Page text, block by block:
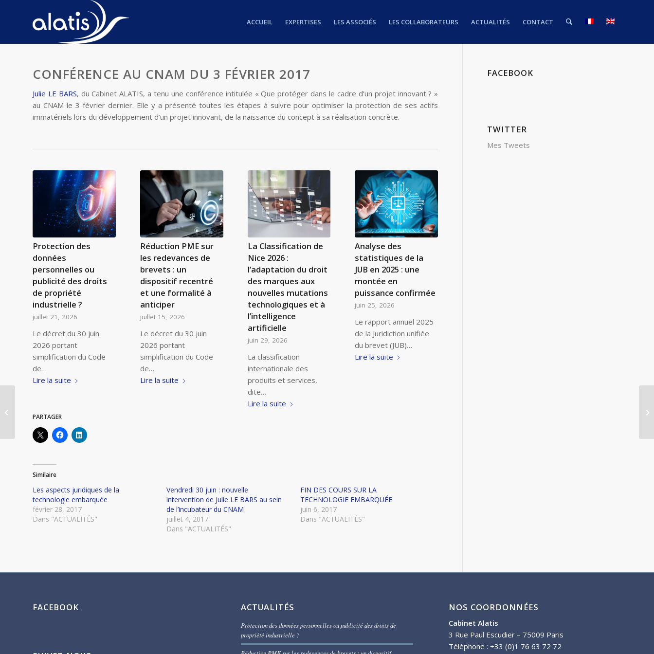
ACCUEIL EXPERTISES LES ASSOCIÉS LES COLLABORATEURS ACTUALITÉS CONTACT
CONFÉRENCE AU CNAM DU 3 FÉVRIER 2017
Julie LE BARS, du Cabinet ALATIS, a tenu une conférence intitulée « Que protéger dans le cadre d’un projet innovant ? »
au CNAM le 3 février dernier. Elle y a présenté toutes les étapes à suivre pour optimiser la protection de ses actifs
immatériels lors du développement d’un projet innovant, de la naissance du concept à sa réalisation concrète.
Protection des
données
personnelles ou
publicité des droits
de propriété
industrielle ?
juillet 21, 2026
Le décret du 30 juin
2026 portant
simplification du Code
de…
Lire la suite
Réduction PME sur
les redevances de
brevets : un
dispositif recentré
et une formalité à
anticiper
juillet 15, 2026
Le décret du 30 juin
2026 portant
simplification du Code
de…
Lire la suite
La Classification de
Nice 2026 :
l’adaptation du droit
des marques aux
nouvelles mutations
technologiques et à
l’intelligence
artificielle
juin 29, 2026
La classification
internationale des
produits et services,
dite…
Lire la suite
Analyse des
statistiques de la
JUB en 2025 : une
montée en
puissance confirmée
juin 25, 2026
Le rapport annuel 2025
de la Juridiction unifiée
du brevet (JUB)…
Lire la suite
PARTAGER
Similaire
Les aspects juridiques de la
technologie embarquée
février 28, 2017
Dans "ACTUALITÉS"
Vendredi 30 juin : nouvelle
intervention de Julie LE BARS au sein
de l’incubateur du CNAM
juillet 4, 2017
Dans "ACTUALITÉS"
FIN DES COURS SUR LA
TECHNOLOGIE EMBARQUÉE
juin 6, 2017
Dans "ACTUALITÉS"
FACEBOOK
TWITTER
Mes Tweets
FACEBOOK ACTUALITÉS
Protection des données personnelles ou publicité des droits de
propriété industrielle ?
NOS COORDONNÉES
Cabinet Alatis
3 Rue Paul Escudier – 75009 Paris
Téléphone : +33 (0)1 76 63 72 72